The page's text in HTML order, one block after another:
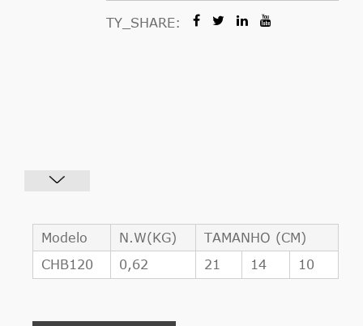
TY_SHARE:
Modelo N.W(KG)
TAMANHO (CM)
CHB120
0,62 21 14 10